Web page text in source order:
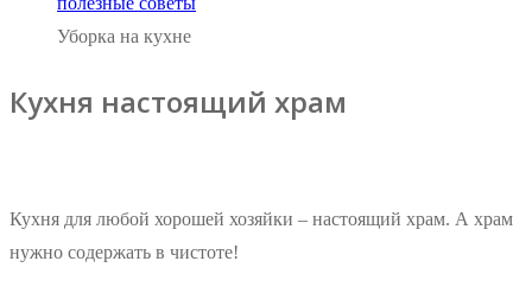
Уборка на кухне
Кухня настоящий храм
Кухня для любой хорошей хозяйки – настоящий храм. А храм
нужно содержать в чистоте!